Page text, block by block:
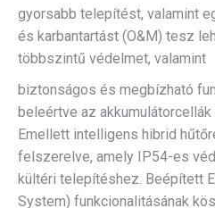
gyorsabb telepítést, valamint
és karbantartást (O&M) tesz
többszintű védelmet, valamint
biztonságos és megbízható
beleértve az
Emellett intelligens hibrid
felszerelve, amely IP54-es
kültéri telepítéshez. Beépített
System) funkcionalitásának